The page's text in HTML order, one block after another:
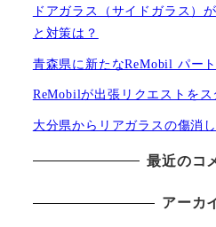
ドアガラス（サイドガラス）
と対策は？
青森県に新たなReMobil パー
ReMobilが出張リクエストをス
大分県からリアガラスの傷消
最近のコ
アーカ